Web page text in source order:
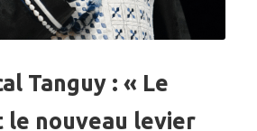
Tanguy : « Le
le nouveau levier